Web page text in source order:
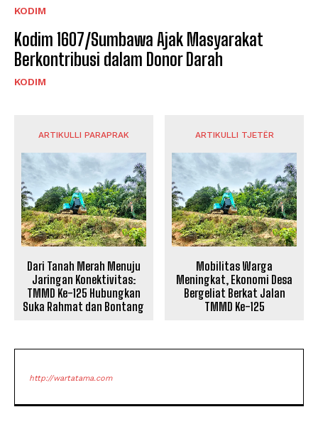
KODIM
Kodim 1607/Sumbawa Ajak Masyarakat
Berkontribusi dalam Donor Darah
KODIM
ARTIKULLI PARAPRAK
Dari Tanah Merah Menuju
Jaringan Konektivitas:
TMMD Ke-125 Hubungkan
Suka Rahmat dan Bontang
ARTIKULLI TJETËR
Mobilitas Warga
Meningkat, Ekonomi Desa
Bergeliat Berkat Jalan
TMMD Ke-125
http://wartatama.com